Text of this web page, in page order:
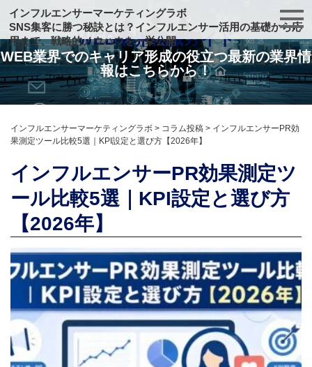
インフルエンサーマーケティングラボ
SNS集客に勝つ秘訣とは？インフルエンサー活用の基礎から応
用まで、戦略的ノウハウを一挙公開
WEB業界就職ガイド
WEB業界でのキャリア形成の役立つ最新の業界情
報はこちらから！
インフルエンサーマーケティングラボ > コラム投稿 > インフルエンサーPR効
果測定ツール比較5選｜KPI設定と選び方【2026年】
インフルエンサーPR効果測定ツ
ール比較5選｜KPI設定と選び方
【2026年】